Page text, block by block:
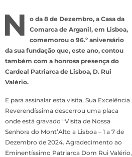
N
o da 8 de Dezembro, a Casa da
Comarca de Arganil, em Lisboa,
comemorou o 96.º aniversário
da sua fundação que, este ano, contou
também com a honrosa presença do
Cardeal Patriarca de Lisboa, D. Rui
Valério.
E para assinalar esta visita, Sua Excelência
Reverendíssima descerrou uma placa
onde está gravado “Visita de Nossa
Senhora do Mont’Alto a Lisboa – 1 a 7 de
Dezembro de 2024. Agradecimento ao
Eminentíssimo Patriarca Dom Rui Valério,